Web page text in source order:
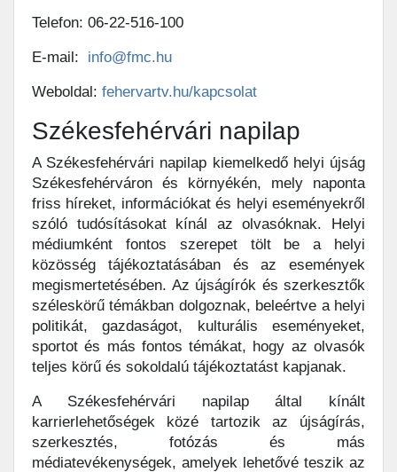
Telefon: 06-22-516-100
E-mail: info@fmc.hu
Weboldal: fehervartv.hu/kapcsolat
Székesfehérvári napilap
A Székesfehérvári napilap kiemelkedő helyi újság
Székesfehérváron és környékén, mely naponta
friss híreket, információkat és helyi eseményekről
szóló tudósításokat kínál az olvasóknak. Helyi
médiumként fontos szerepet tölt be a helyi
közösség tájékoztatásában és az események
megismertetésében. Az újságírók és szerkesztők
széleskörű témákban dolgoznak, beleértve a helyi
politikát, gazdaságot, kulturális eseményeket,
sportot és más fontos témákat, hogy az olvasók
teljes körű és sokoldalú tájékoztatást kapjanak.
A Székesfehérvári napilap által kínált
karrierlehetőségek közé tartozik az újságírás,
szerkesztés, fotózás és más
médiatevékenységek, amelyek lehetővé teszik az